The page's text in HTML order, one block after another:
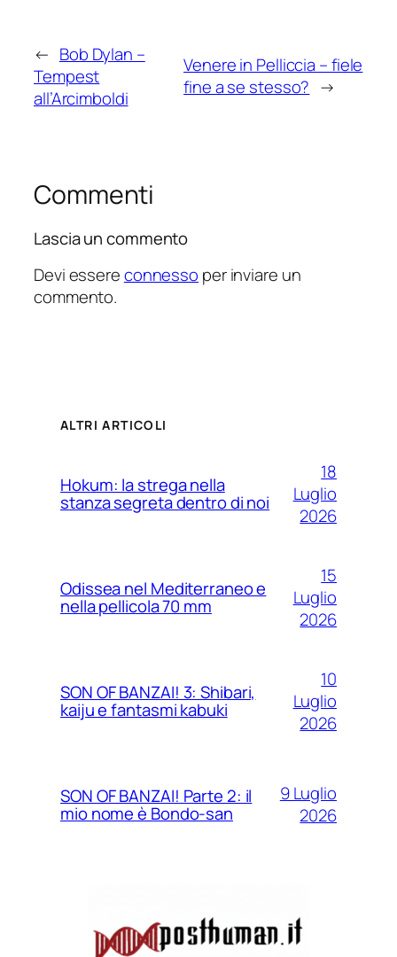
← Bob Dylan –
Tempest
all’Arcimboldi
Venere in Pelliccia – fiele
fine a se stesso? →
Commenti
Lascia un commento
Devi essereconnesso per inviare un
commento.
ALTRI ARTICOLI
Hokum: la strega nella
stanza segreta dentro di noi
18
Luglio
2026
Odissea nel Mediterraneo e
nella pellicola 70 mm
15
Luglio
2026
SON OF BANZAI! 3: Shibari,
kaiju e fantasmi kabuki
10
Luglio
2026
SON OF BANZAI! Parte 2: il
mio nome è Bondo-san
9 Luglio
2026